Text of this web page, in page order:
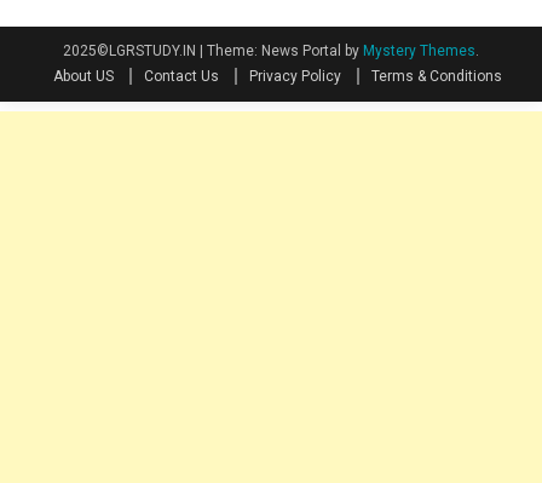
2025©LGRSTUDY.IN | Theme: News Portal by Mystery Themes.
About US
Contact Us Privacy Policy Terms & Conditions